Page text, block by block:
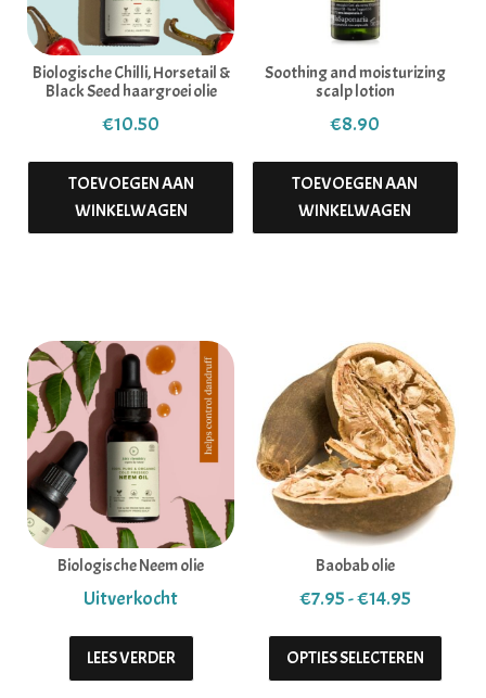
Biologische Chilli, Horsetail &
Black Seed haargroei olie
€10.50
TOEVOEGEN AAN
WINKELWAGEN
Soothing and moisturizing
scalp lotion
€8.90
TOEVOEGEN AAN
WINKELWAGEN
Biologische Neem olie
LEES VERDER
Baobab olie
€7.95-€14.95
OPTIES SELECTEREN
Dit